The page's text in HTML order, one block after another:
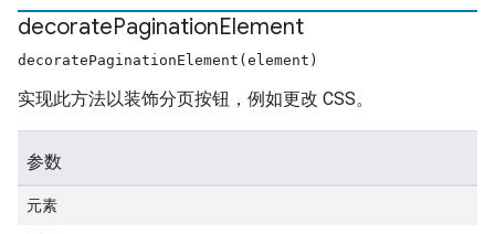
decoratePaginationElement
decoratePaginationElement(element)
实现此方法以装饰分页按钮，例如更改 CSS。
参数
元素